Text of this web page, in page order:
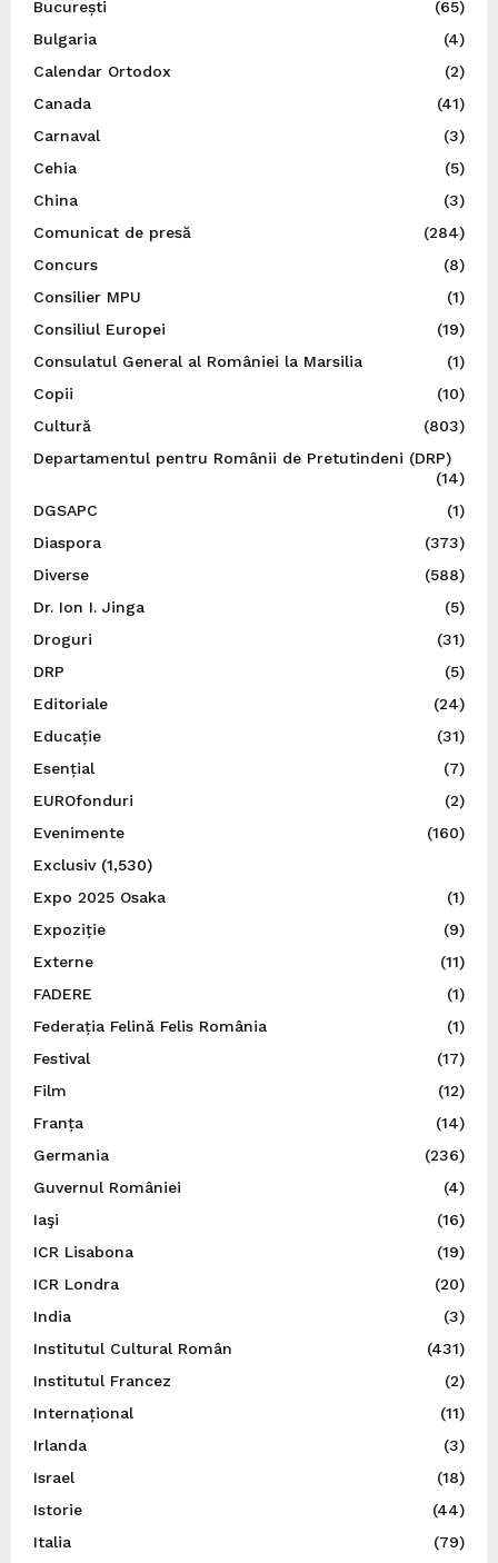
București
(65)
Bulgaria
(4)
Calendar Ortodox
(2)
Canada
(41)
Carnaval
(3)
Cehia
(5)
China
(3)
Comunicat de presă
(284)
Concurs
(8)
Consilier MPU
(1)
Consiliul Europei
(19)
Consulatul General al României la Marsilia
(1)
Copii
(10)
Cultură
(803)
Departamentul pentru Românii de Pretutindeni (DRP)
(14)
DGSAPC
(1)
Diaspora
(373)
Diverse
(588)
Dr. Ion I. Jinga
(5)
Droguri
(31)
DRP
(5)
Editoriale
(24)
Educație
(31)
Esențial
(7)
EUROfonduri
(2)
Evenimente
(160)
Exclusiv(1,530)
Expo 2025 Osaka
(1)
Expoziție
(9)
Externe
(11)
FADERE
(1)
Federația Felină Felis România
(1)
Festival
(17)
Film
(12)
Franța
(14)
Germania
(236)
Guvernul României
(4)
Iaşi
(16)
ICR Lisabona
(19)
ICR Londra
(20)
India
(3)
Institutul Cultural Român
(431)
Institutul Francez
(2)
Internațional
(11)
Irlanda
(3)
Israel
(18)
Istorie
(44)
Italia
(79)